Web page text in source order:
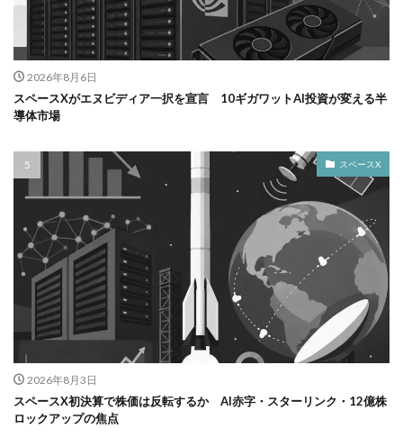
2026年8月6日
スペースXがエヌビディア一択を宣言 10ギガワットAI投資が変える半
導体市場
スペースX
2026年8月3日
スペースX初決算で株価は反転するか AI赤字・スターリンク・12億株
ロックアップの焦点